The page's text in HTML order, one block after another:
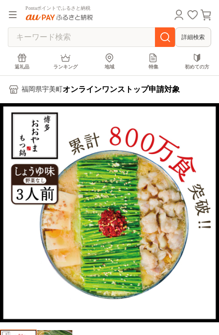
Pontaポイントでふるさと納税
詳細検索
返礼品 ランキング 地域 特集 初めての方
福岡県宇美町 オンラインワンストップ申請対象